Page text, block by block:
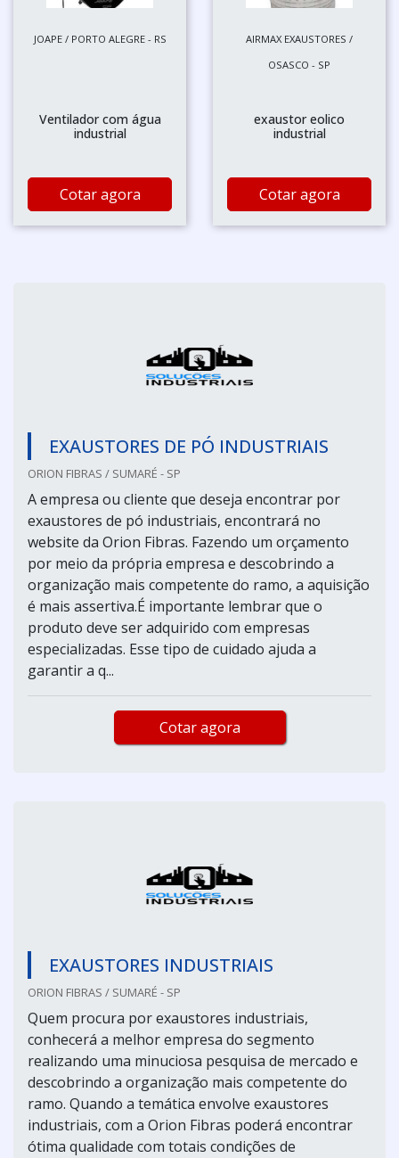
JOAPE / PORTO ALEGRE - RS
Ventilador com água
industrial
Cotar agora
AIRMAX EXAUSTORES /
OSASCO - SP
exaustor eolico
industrial
Cotar agora
EXAUSTORES DE PÓ INDUSTRIAIS
ORION FIBRAS / SUMARÉ - SP
A empresa ou cliente que deseja encontrar por
exaustores de pó industriais, encontrará no
website da Orion Fibras. Fazendo um orçamento
por meio da própria empresa e descobrindo a
organização mais competente do ramo, a aquisição
é mais assertiva.É importante lembrar que o
produto deve ser adquirido com empresas
especializadas. Esse tipo de cuidado ajuda a
garantir a q...
Cotar agora
EXAUSTORES INDUSTRIAIS
ORION FIBRAS / SUMARÉ - SP
Quem procura por exaustores industriais,
conhecerá a melhor empresa do segmento
realizando uma minuciosa pesquisa de mercado e
descobrindo a organização mais competente do
ramo. Quando a temática envolve exaustores
industriais, com a Orion Fibras poderá encontrar
ótima qualidade com totais condições de